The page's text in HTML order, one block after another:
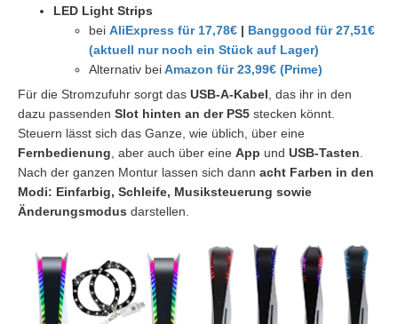
LED Light Strips
bei AliExpress für 17,78€ | Banggood für 27,51€
(aktuell nur noch ein Stück auf Lager)
Alternativ beiAmazon für 23,99€ (Prime)
Für die Stromzufuhr sorgt das USB-A-Kabel, das ihr in den
dazu passenden Slot hinten an der PS5 stecken könnt.
Steuern lässt sich das Ganze, wie üblich, über eine
Fernbedienung, aber auch über eine App und USB-Tasten.
Nach der ganzen Montur lassen sich dann acht Farben in den
Modi: Einfarbig, Schleife, Musiksteuerung sowie
Änderungsmodus darstellen.